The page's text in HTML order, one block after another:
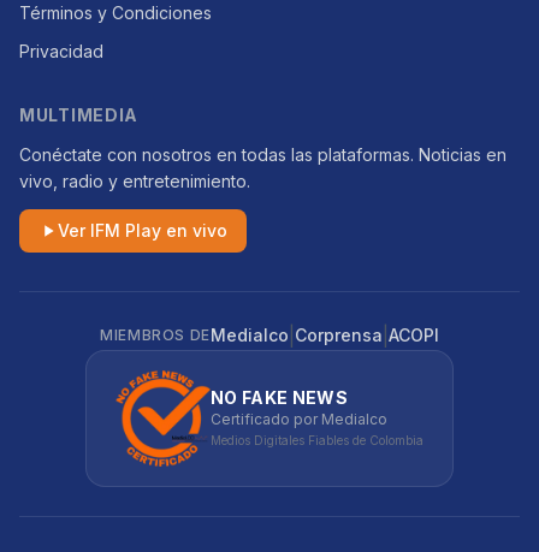
Términos y Condiciones
Privacidad
MULTIMEDIA
Conéctate con nosotros en todas las plataformas. Noticias en
vivo, radio y entretenimiento.
Ver IFM Play en vivo
MIEMBROS DEMedialco Corprensa ACOPI
NO FAKE NEWS
Certificado por Medialco
Medios Digitales Fiables de Colombia